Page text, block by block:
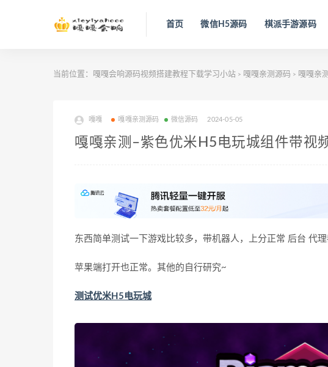
首页 微信H5源码 棋派手游源码
当前位置： 嘎嘎会响源码视频搭建教程下载学习小站 > 嘎嘎亲测源码 > 嘎嘎亲
嘎嘎 嘎嘎亲测源码 微信源码 2024-05-05
嘎嘎亲测–紫色优米H5电玩城组件带视
东西简单测试一下游戏比较多，带机器人，上分正常 后台 代理
苹果端打开也正常。其他的自行研究~
测试优米H5电玩城